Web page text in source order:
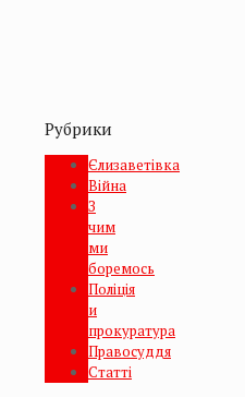
Рубрики
Єлизаветівка
Війна
З
чим
ми
боремось
Поліція
и
прокуратура
Правосуддя
Статті